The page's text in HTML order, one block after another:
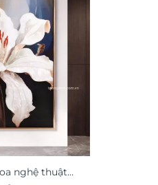
nghệ thuật